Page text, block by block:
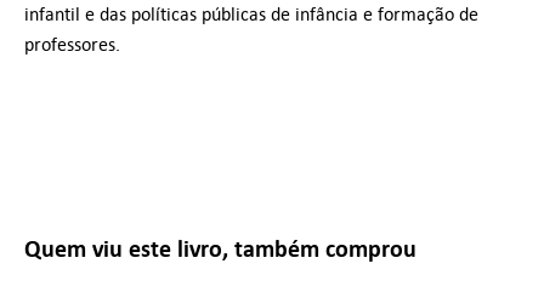
infantil e das políticas públicas de infância e formação de
professores.
Quem viu este livro, também comprou